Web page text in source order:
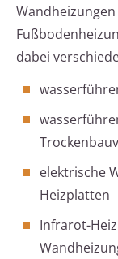
dabei
elektrische
Heizplatten
Infrarot-